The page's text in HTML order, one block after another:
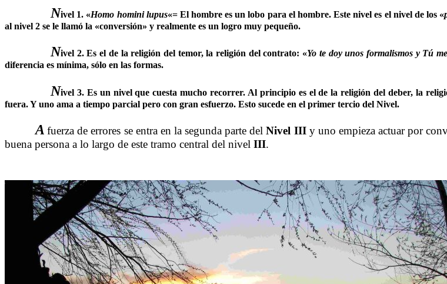
Nivel 1. «Homo homini lupus«= El hombre es un lobo para el hombre. Este nivel es el nivel de los «
al nivel 2 se le llamó la «conversión» y realmente es un logro muy pequeño.
……….Nivel 2. Es el de la religión del temor, la religión del contrato: «Yo te doy unos formalismos y Tú
diferencia es mínima, sólo en las formas.
Nivel 3. Es un nivel que cuesta mucho recorrer. Al principio es el de la religión del deber, la
fuera. Y uno ama a tiempo parcial pero con gran esfuerzo. Esto sucede en el primer tercio del Nivel.
A fuerza de errores se entra en la segunda parte delNivel IIIy uno empieza actuar por
buena persona a lo largo de este tramo central del nivel III.